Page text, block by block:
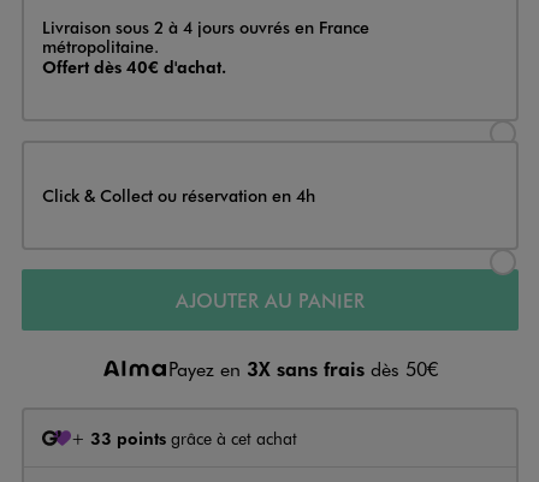
Livraison
Livraison sous 2 à 4 jours ouvrés en France
métropolitaine.
Offert dès 40€ d'achat.
Click & Collect ou réservation en 4h
AJOUTER AU PANIER
Payez en 3X sans frais dès 50€
+ 33 points grâce à cet achat